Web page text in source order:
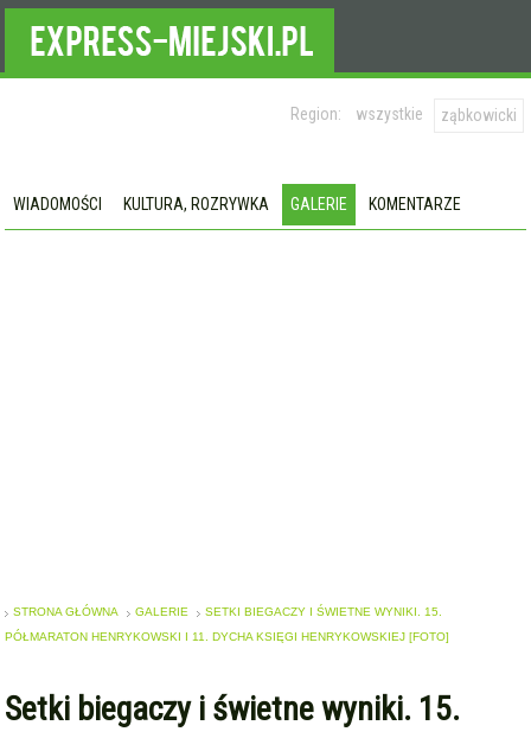
Region: wszystkie ząbkowicki
WIADOMOŚCI KULTURA, ROZRYWKA GALERIE KOMENTARZE
STRONA GŁÓWNA GALERIE
SETKI BIEGACZY I ŚWIETNE WYNIKI. 15.
PÓŁMARATON HENRYKOWSKI I 11. DYCHA KSIĘGI HENRYKOWSKIEJ [FOTO]
Setki biegaczy i świetne wyniki. 15.